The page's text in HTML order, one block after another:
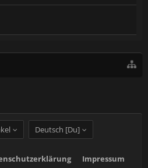
Deutsch [Du]
Impressum